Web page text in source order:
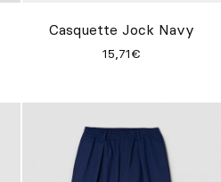
Casquette Jock Navy
15,71€